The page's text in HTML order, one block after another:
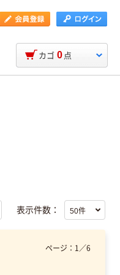
カゴ 0 点
表示件数：
ページ： 1 ／6